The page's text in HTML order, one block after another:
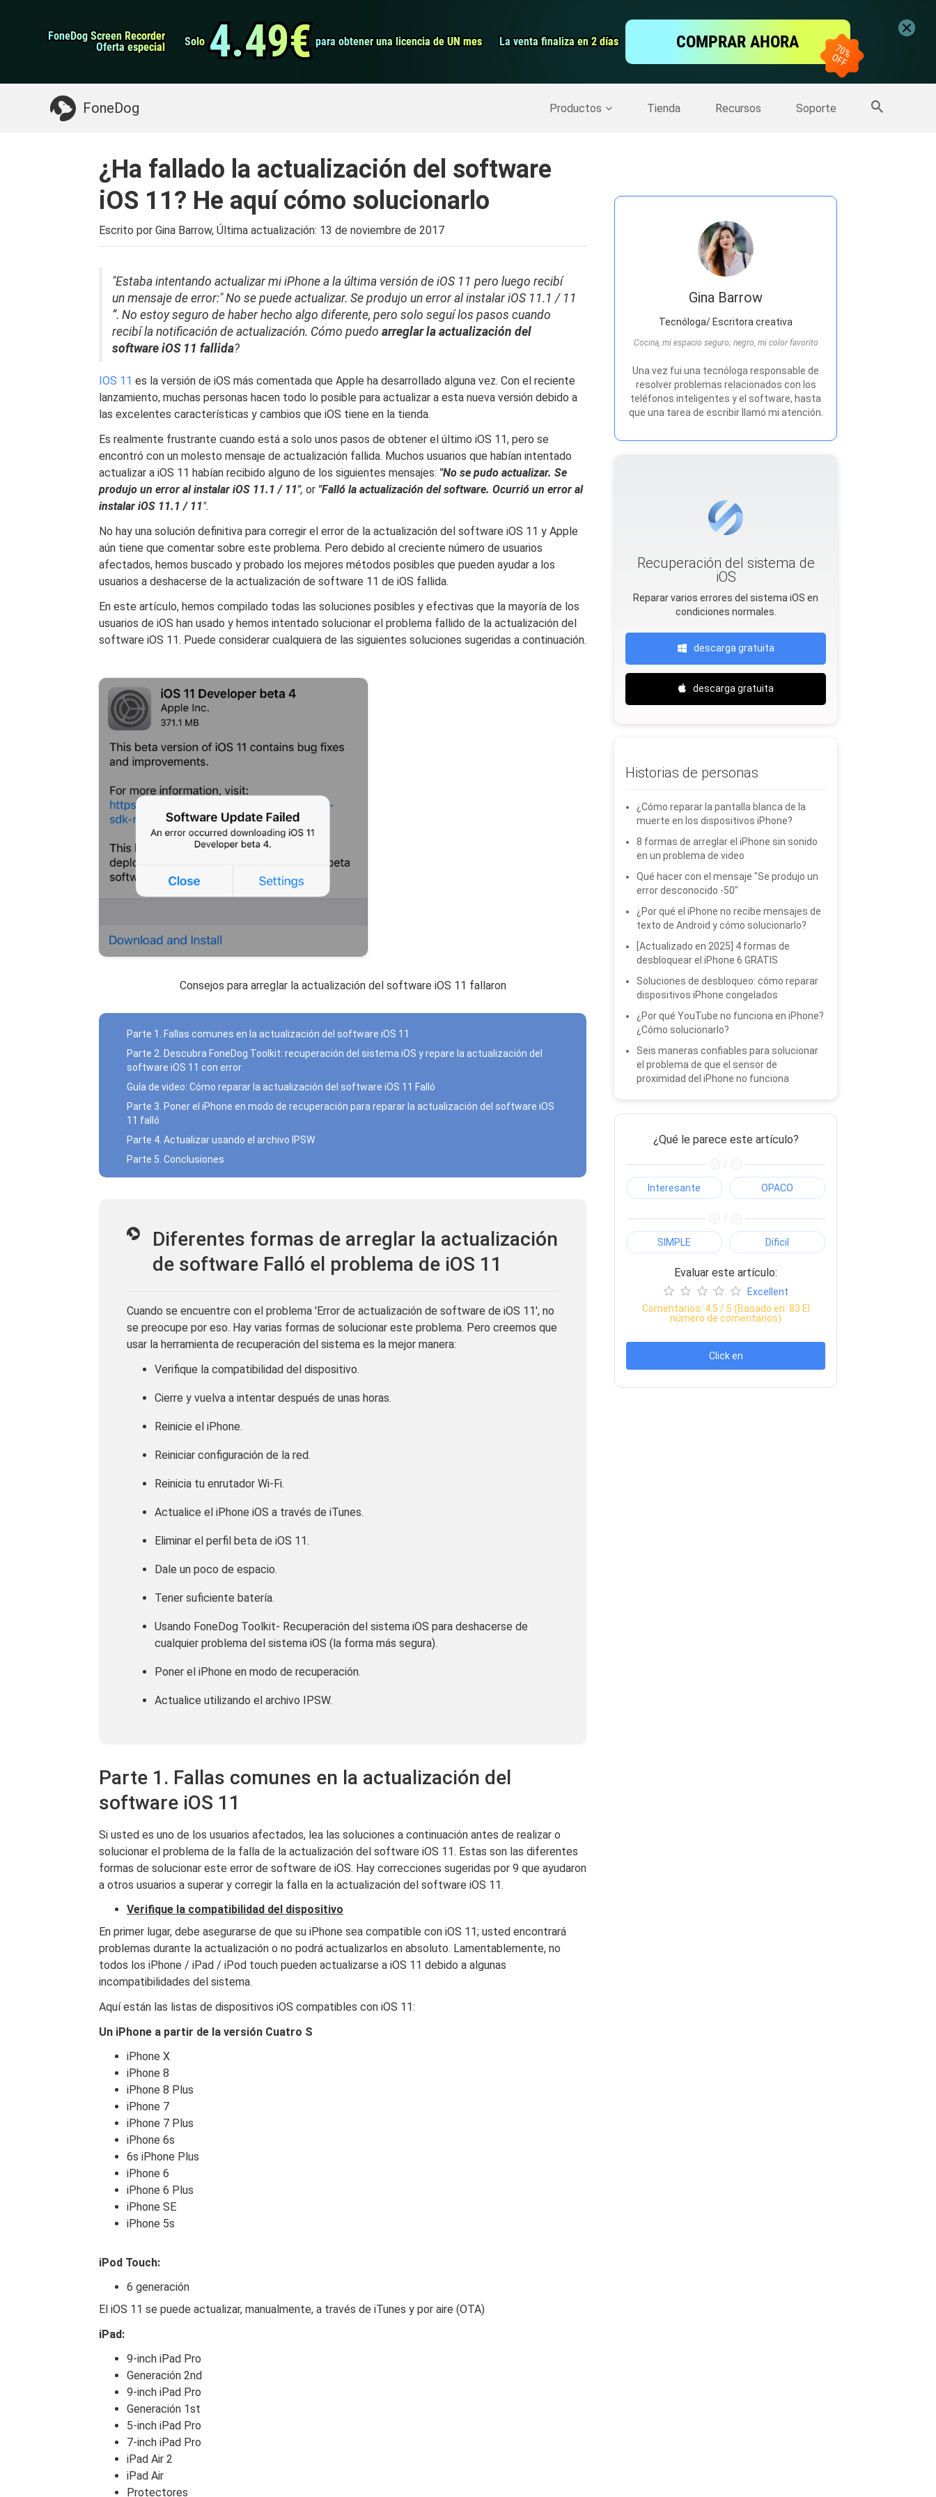
FoneDog Screen Recorder
FoneDog Screen Recorder
Oferta especial
Oferta especial Solo
Solo 4.49€
4.49€ para obtener una licencia de UN mes
para obtener una licencia de UN mes La venta finaliza en 2 días
La venta finaliza en 2 días COMPRAR AHORA
FoneDog Productos Tienda Recursos Soporte
Limpiador de iPhone
Grabador de pantalla
Algo que puede necesitar: Copia de seguridad del iPhone >> Más productos
¿Ha fallado la actualización del software
iOS 11? He aquí cómo solucionarlo
Escrito por Gina Barrow, Última actualización: 13 de noviembre de 2017
"Estaba intentando actualizar mi iPhone a la última versión de iOS 11 pero luego recibí
un mensaje de error:" No se puede actualizar. Se produjo un error al instalar iOS 11.1 / 11
”. No estoy seguro de haber hecho algo diferente, pero solo seguí los pasos cuando
recibí la notificación de actualización. Cómo puedo arreglar la actualización del
software iOS 11 fallida?
IOS 11 es la versión de iOS más comentada que Apple ha desarrollado alguna vez. Con el reciente
lanzamiento, muchas personas hacen todo lo posible para actualizar a esta nueva versión debido a
las excelentes características y cambios que iOS tiene en la tienda.
Es realmente frustrante cuando está a solo unos pasos de obtener el último iOS 11, pero se
encontró con un molesto mensaje de actualización fallida. Muchos usuarios que habían intentado
actualizar a iOS 11 habían recibido alguno de los siguientes mensajes: "No se pudo actualizar. Se
produjo un error al instalar iOS 11.1 / 11", or "Falló la actualización del software. Ocurrió un error al
instalar iOS 11.1 / 11".
No hay una solución definitiva para corregir el error de la actualización del software iOS 11 y Apple
aún tiene que comentar sobre este problema. Pero debido al creciente número de usuarios
afectados, hemos buscado y probado los mejores métodos posibles que pueden ayudar a los
usuarios a deshacerse de la actualización de software 11 de iOS fallida.
En este artículo, hemos compilado todas las soluciones posibles y efectivas que la mayoría de los
usuarios de iOS han usado y hemos intentado solucionar el problema fallido de la actualización del
software iOS 11. Puede considerar cualquiera de las siguientes soluciones sugeridas a continuación.
Consejos para arreglar la actualización del software iOS 11 fallaron
Parte 1. Fallas comunes en la actualización del software iOS 11
Parte 2. Descubra FoneDog Toolkit: recuperación del sistema iOS y repare la actualización del
software iOS 11 con error
Guía de video: Cómo reparar la actualización del software iOS 11 Falló
Parte 3. Poner el iPhone en modo de recuperación para reparar la actualización del software iOS
11 falló
Parte 4. Actualizar usando el archivo IPSW
Parte 5. Conclusiones
Diferentes formas de arreglar la actualización
de software Falló el problema de iOS 11
Cuando se encuentre con el problema 'Error de actualización de software de iOS 11', no
se preocupe por eso. Hay varias formas de solucionar este problema. Pero creemos que
usar la herramienta de recuperación del sistema es la mejor manera:
Verifique la compatibilidad del dispositivo.
Cierre y vuelva a intentar después de unas horas.
Reinicie el iPhone.
Reiniciar configuración de la red.
Reinicia tu enrutador Wi-Fi.
Actualice el iPhone iOS a través de iTunes.
Eliminar el perfil beta de iOS 11.
Dale un poco de espacio.
Tener suficiente batería.
Usando FoneDog Toolkit- Recuperación del sistema iOS para deshacerse de
cualquier problema del sistema iOS (la forma más segura).
Poner el iPhone en modo de recuperación.
Actualice utilizando el archivo IPSW.
Parte 1. Fallas comunes en la actualización del
software iOS 11
Si usted es uno de los usuarios afectados, lea las soluciones a continuación antes de realizar o
solucionar el problema de la falla de la actualización del software iOS 11. Estas son las diferentes
formas de solucionar este error de software de iOS. Hay correcciones sugeridas por 9 que ayudaron
a otros usuarios a superar y corregir la falla en la actualización del software iOS 11.
Verifique la compatibilidad del dispositivo
En primer lugar, debe asegurarse de que su iPhone sea compatible con iOS 11; usted encontrará
problemas durante la actualización o no podrá actualizarlos en absoluto. Lamentablemente, no
todos los iPhone / iPad / iPod touch pueden actualizarse a iOS 11 debido a algunas
incompatibilidades del sistema.
Aquí están las listas de dispositivos iOS compatibles con iOS 11:
Un iPhone a partir de la versión Cuatro S
iPhone X
iPhone 8
iPhone 8 Plus
iPhone 7
iPhone 7 Plus
iPhone 6s
6s iPhone Plus
iPhone 6
iPhone 6 Plus
iPhone SE
iPhone 5s
iPod Touch:
6 generación
El iOS 11 se puede actualizar, manualmente, a través de iTunes y por aire (OTA)
iPad:
9-inch iPad Pro
Generación 2nd
9-inch iPad Pro
Generación 1st
5-inch iPad Pro
7-inch iPad Pro
iPad Air 2
iPad Air
Protectores
Gina Barrow
Tecnóloga/ Escritora creativa
Cocina, mi espacio seguro; negro, mi color favorito
Una vez fui una tecnóloga responsable de
resolver problemas relacionados con los
teléfonos inteligentes y el software, hasta
que una tarea de escribir llamó mi atención.
Recuperación del sistema de
iOS
Reparar varios errores del sistema iOS en
condiciones normales.
descarga gratuita
descarga gratuita
Historias de personas
¿Cómo reparar la pantalla blanca de la
muerte en los dispositivos iPhone?
8 formas de arreglar el iPhone sin sonido
en un problema de video
Qué hacer con el mensaje "Se produjo un
error desconocido -50"
¿Por qué el iPhone no recibe mensajes de
texto de Android y cómo solucionarlo?
[Actualizado en 2025] 4 formas de
desbloquear el iPhone 6 GRATIS
Soluciones de desbloqueo: cómo reparar
dispositivos iPhone congelados
¿Por qué YouTube no funciona en iPhone?
¿Cómo solucionarlo?
Seis maneras confiables para solucionar
el problema de que el sensor de
proximidad del iPhone no funciona
¿Qué le parece este artículo?
/
Interesante OPACO
/
SIMPLE Dificil
Evaluar este artículo:
Excellent
Comentarios: 4.5 / 5 (Basado en: 83 El
número de comentarios)
Click en